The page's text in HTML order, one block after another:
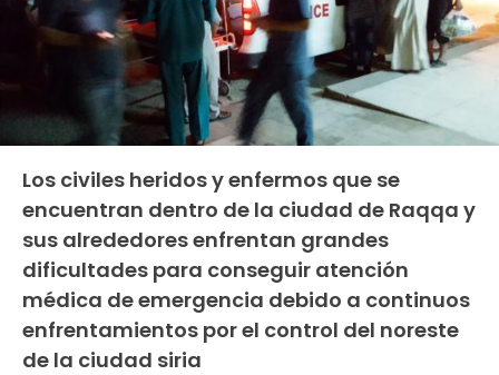
Los civiles heridos y enfermos que se
encuentran dentro de la ciudad de Raqqa y
sus alrededores enfrentan grandes
dificultades para conseguir atención
médica de emergencia debido a continuos
enfrentamientos por el control del noreste
de la ciudad siria